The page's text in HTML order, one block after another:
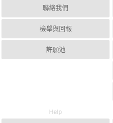
聯絡我們
檢舉與回報
許願池
Help